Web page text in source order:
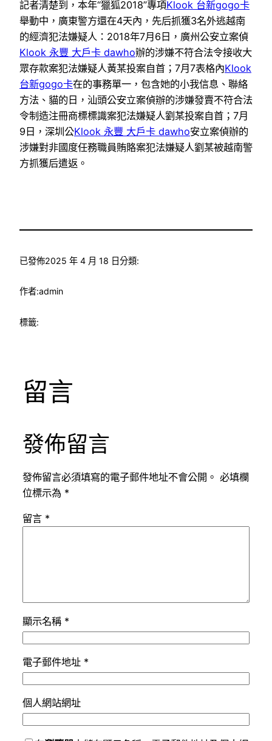
記者清楚到，本年“獵狐2018”專項Klook 台新gogo卡
舉動中，廣東警方還在4天內，先后抓獲3名外逃越南
的經濟犯法嫌疑人：2018年7月6日，廣州公安立案偵
Klook 永豐 大戶卡 dawho辦的涉嫌不符合法令接收大
眾存款案犯法嫌疑人黃某投案自首；7月7表格內Klook
台新gogo卡在的事務單一，包含她的小我信息、聯絡
方法、貓的日，汕頭公安立案偵辦的涉嫌發賣不符合法
令制造注冊商標標識案犯法嫌疑人劉某投案自首；7月
9日，深圳公Klook 永豐 大戶卡 dawho安立案偵辦的
涉嫌對非國度任務職員賄賂案犯法嫌疑人劉某被越南警
方抓獲后遣返。
已發佈2025 年 4 月 18 日分類:
作者:admin
標籤:
留言
發佈留言
發佈留言必須填寫的電子郵件地址不會公開。 必填欄
位標示為 *
留言 *
顯示名稱 *
電子郵件地址 *
個人網站網址